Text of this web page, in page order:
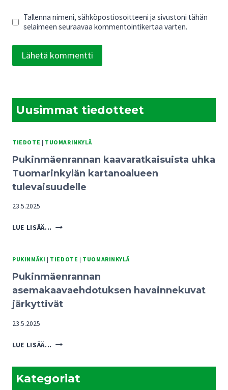
Tallenna nimeni, sähköpostiosoitteeni ja sivustoni tähän
selaimeen seuraavaa kommentointikertaa varten.
Uusimmat tiedotteet
TIEDOTE | TUOMARINKYLÄ
Pukinmäenrannan kaavaratkaisuista uhka
Tuomarinkylän kartanoalueen
tulevaisuudelle
23.5.2025
LUE LISÄÄ... PUKINMÄENRANNAN
TUOMARINKYLÄN
TULEVAISUUDELLE
PUKINMÄKI | TIEDOTE | TUOMARINKYLÄ
Pukinmäenrannan
asemakaavaehdotuksen havainnekuvat
järkyttivät
23.5.2025
LUE LISÄÄ... PUKINMÄENRANNAN
JÄRKYTTIVÄT
Kategoriat